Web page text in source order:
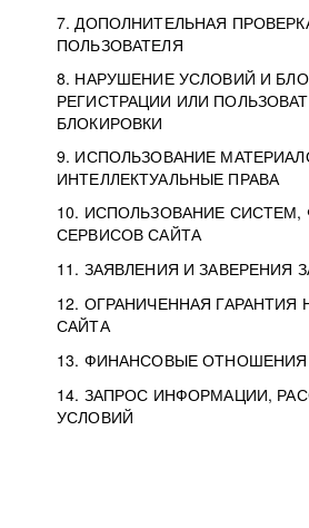
7. ДОПОЛНИТЕЛЬНАЯ
ПОЛЬЗОВАТЕЛЯ
8. НАРУШЕНИЕ УСЛОВИЙ И
РЕГИСТРАЦИИ ИЛИ
БЛОКИРОВКИ
9. ИСПОЛЬЗОВАНИЕ
ИНТЕЛЛЕКТУАЛЬНЫЕ ПРАВА
10. ИСПОЛЬЗОВАНИЕ СИСТЕМ,
СЕРВИСОВ САЙТА
11. ЗАЯВЛЕНИЯ И ЗАВЕРЕНИЯ
12. ОГРАНИЧЕННАЯ
САЙТА
13. ФИНАНСОВЫЕ ОТНОШЕНИЯ
14. ЗАПРОС ИНФОРМАЦИИ,
УСЛОВИЙ